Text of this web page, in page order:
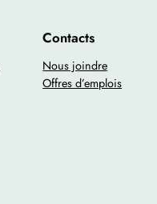
Contacts
Nous joindre
Offres d’emplois